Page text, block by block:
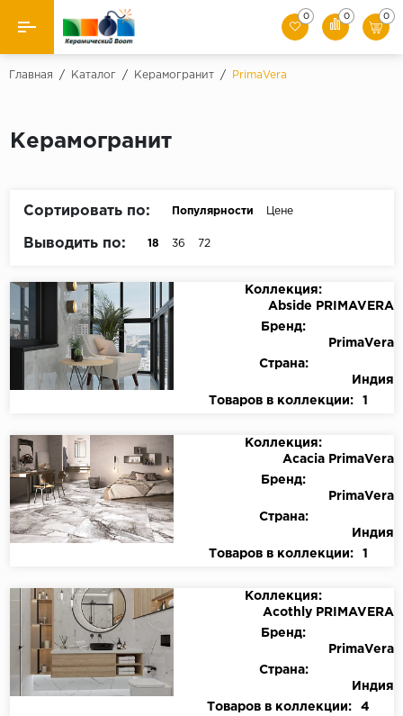
Назад
Керамическая плитка
Клинкер
0 0 0
Главная / Каталог / Керамогранит / PrimaVera
Керамогранит
Сортировать по: Популярности Цене
Выводить по: 18 36 72
Коллекция:
Abside PRIMAVERA
Бренд:
PrimaVera
Страна:
Индия
Товаров в коллекции:
1
Коллекция:
Acacia PrimaVera
Бренд:
PrimaVera
Страна:
Индия
Товаров в коллекции:
1
Коллекция:
Acothly PRIMAVERA
Бренд:
PrimaVera
Страна:
Индия
Товаров в коллекции:
4